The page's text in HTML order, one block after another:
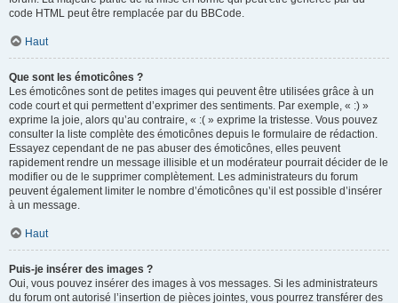
code HTML peut être remplacée par du BBCode.
Haut
Que sont les émoticônes ?
Les émoticônes sont de petites images qui peuvent être utilisées grâce à un
code court et qui permettent d’exprimer des sentiments. Par exemple, « :) »
exprime la joie, alors qu’au contraire, « :( » exprime la tristesse. Vous pouvez
consulter la liste complète des émoticônes depuis le formulaire de rédaction.
Essayez cependant de ne pas abuser des émoticônes, elles peuvent
rapidement rendre un message illisible et un modérateur pourrait décider de le
modifier ou de le supprimer complètement. Les administrateurs du forum
peuvent également limiter le nombre d’émoticônes qu’il est possible d’insérer
à un message.
Haut
Puis-je insérer des images ?
Oui, vous pouvez insérer des images à vos messages. Si les administrateurs
du forum ont autorisé l’insertion de pièces jointes, vous pourrez transférer des